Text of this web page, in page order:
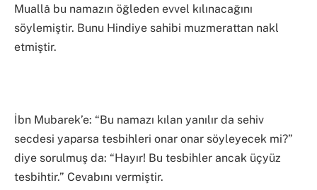
Muallâ bu namazın öğleden evvel kılınacağını
söylemiştir. Bunu Hindiye sahibi muzmerattan nakl
etmiştir.
İbn Mubarek’e: “Bu namazı kılan yanılır da sehiv
secdesi yaparsa tesbihleri onar onar söyleyecek mi?”
diye sorulmuş da: “Hayır! Bu tesbihler ancak üçyüz
tesbihtir.” Cevabını vermiştir.